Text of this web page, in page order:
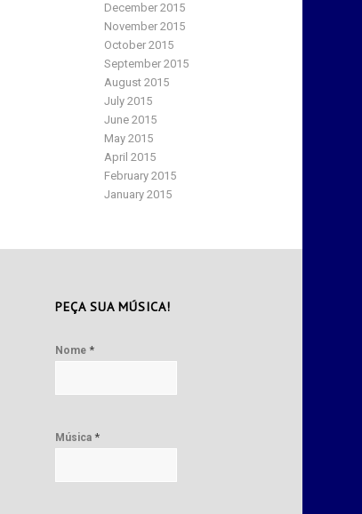
December 2015
November 2015
October 2015
September 2015
August 2015
July 2015
June 2015
May 2015
April 2015
February 2015
January 2015
PEÇA SUA MÚSICA!
Nome *
Música *